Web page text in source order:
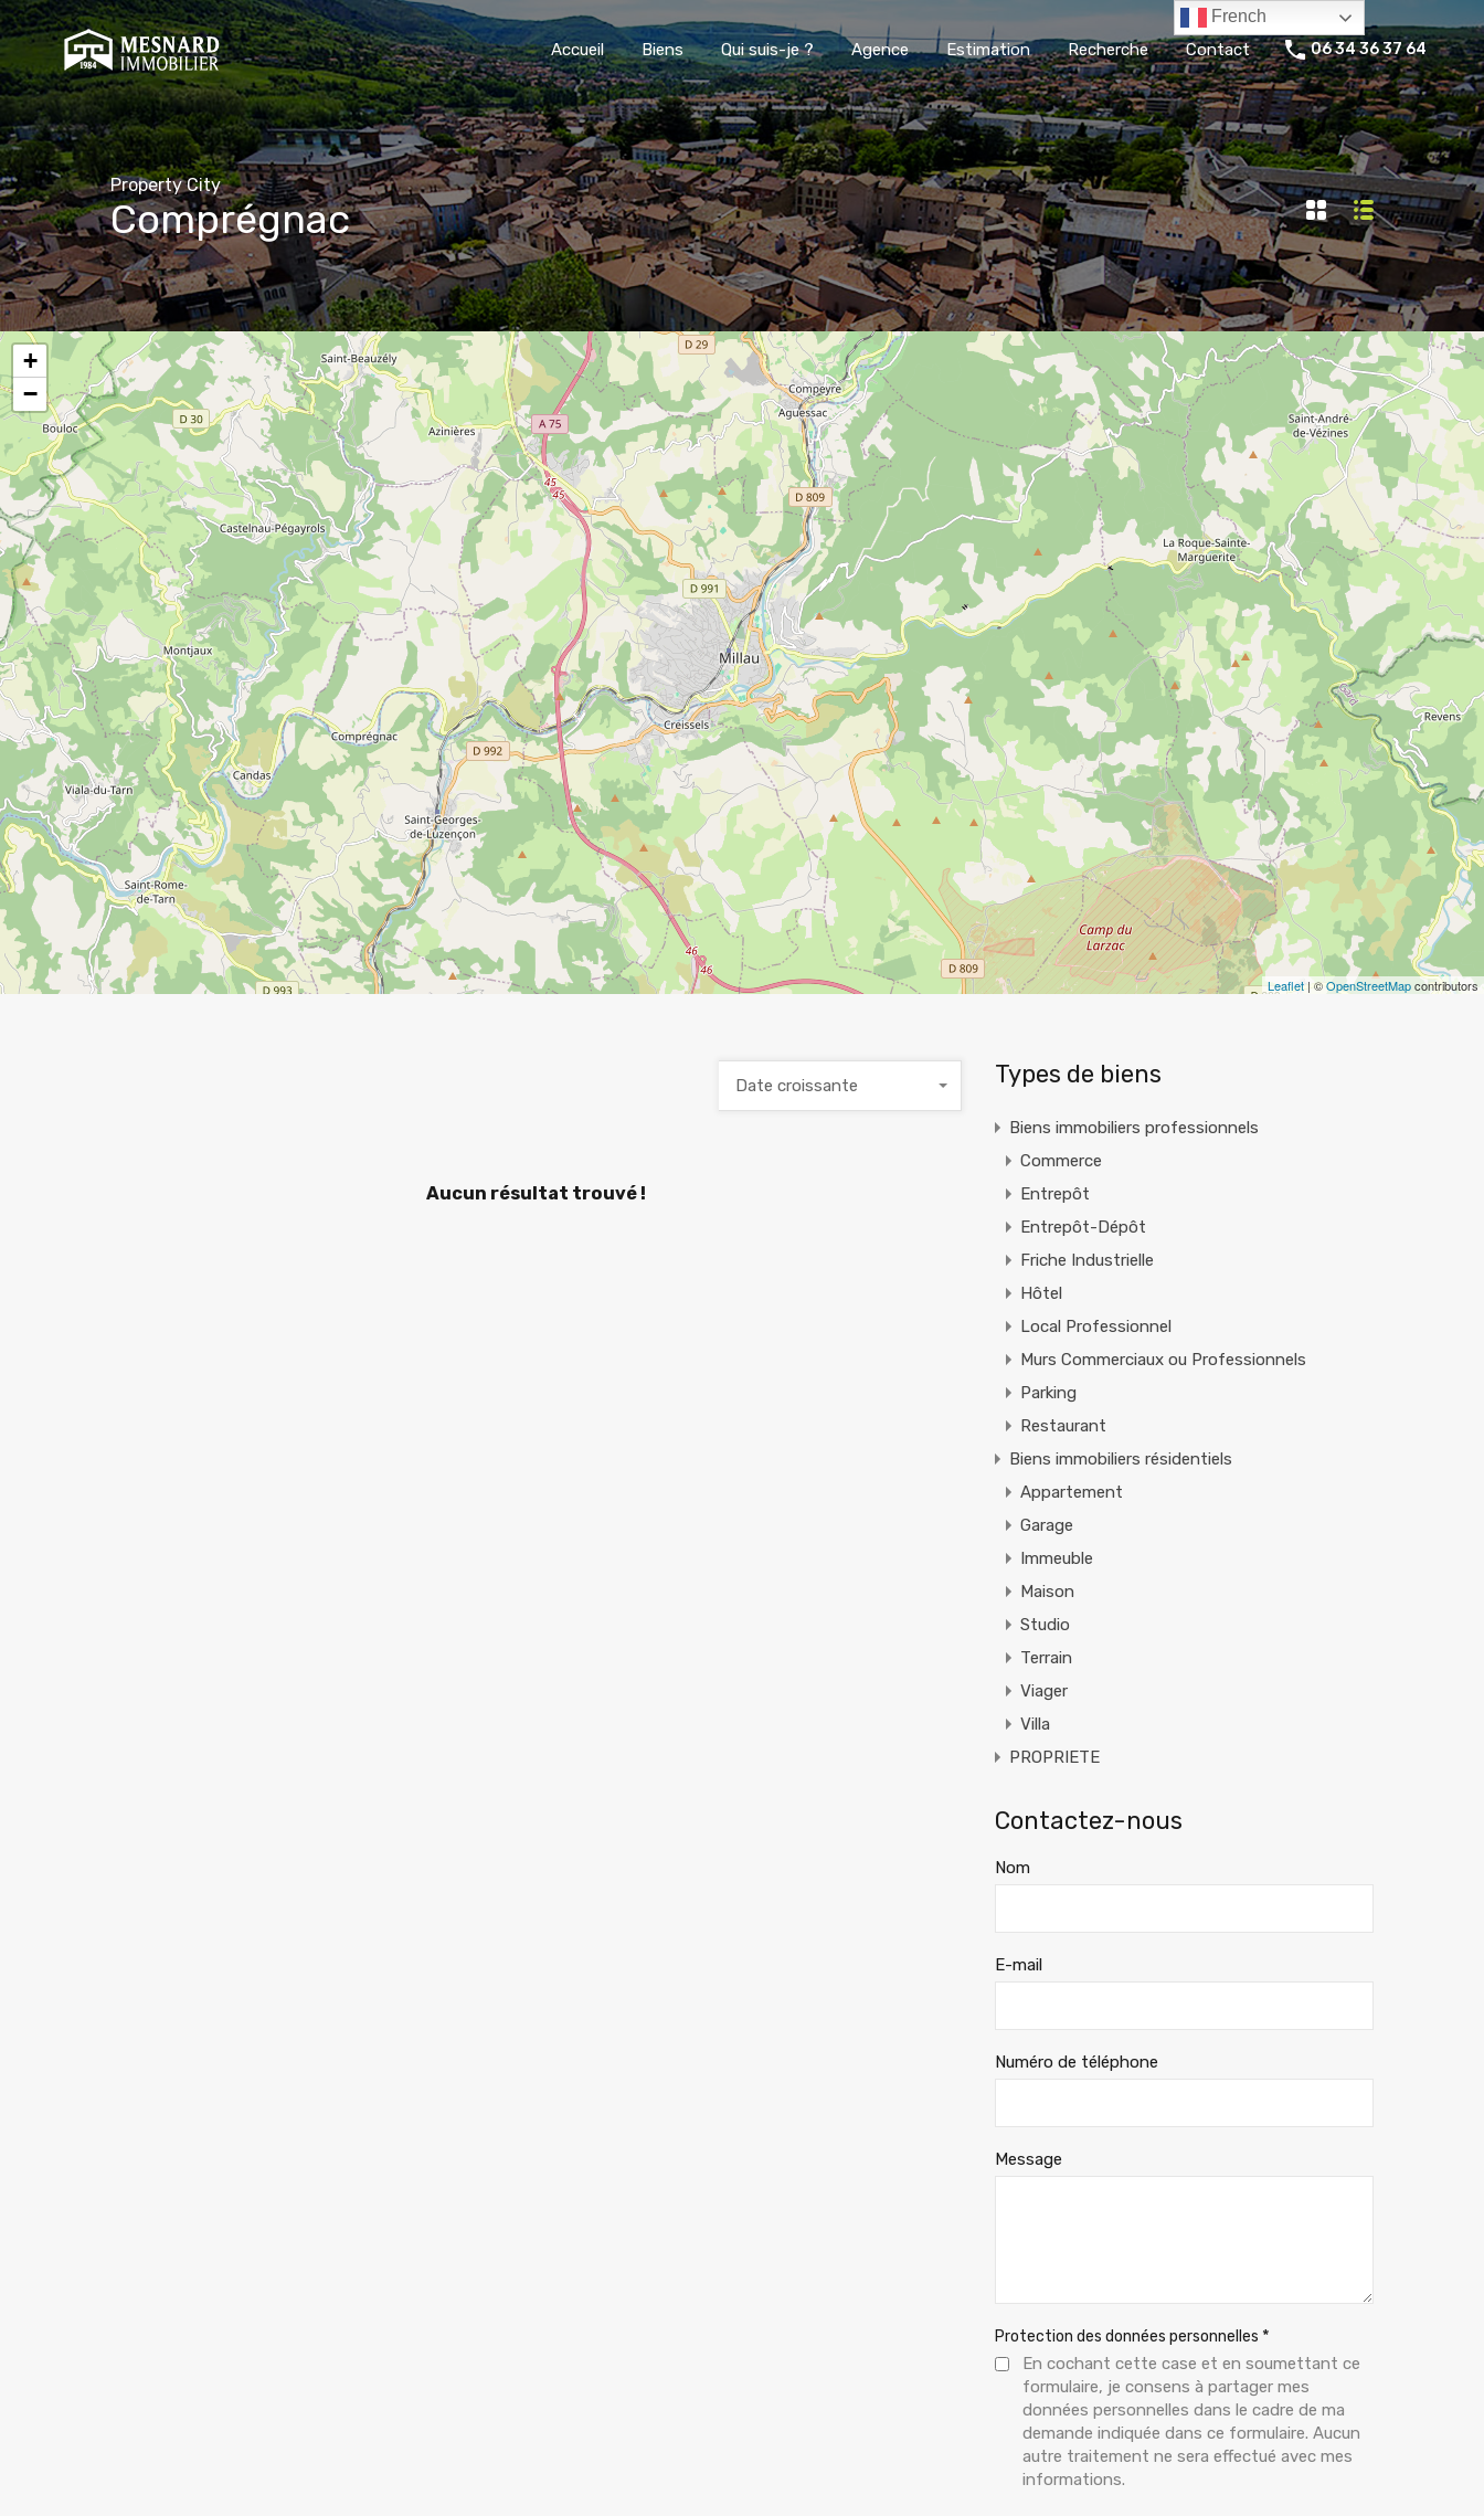
Accueil Biens Qui suis-je ? Agence Estimation Recherche Contact 06 34 36 37 64
Property City
Comprégnac
+
−
Leaflet| ©OpenStreetMapcontributors
Date croissante
Aucun résultat trouvé !
Types de biens
Biens immobiliers professionnels
Commerce
Entrepôt
Entrepôt-Dépôt
Friche Industrielle
Hôtel
Local Professionnel
Murs Commerciaux ou Professionnels
Parking
Restaurant
Biens immobiliers résidentiels
Appartement
Garage
Immeuble
Maison
Studio
Terrain
Viager
Villa
PROPRIETE
Contactez-nous
Nom
E-mail
Numéro de téléphone
Message
Protection des données personnelles *
En cochant cette case et en soumettant ce
formulaire, je consens à partager mes
données personnelles dans le cadre de ma
demande indiquée dans ce formulaire. Aucun
autre traitement ne sera effectué avec mes
informations.
French